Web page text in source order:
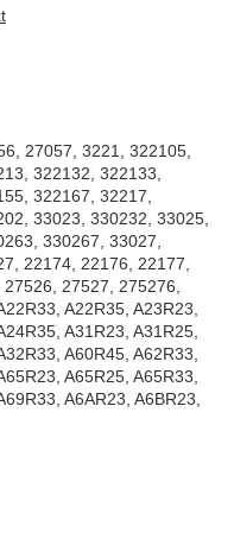
27057, 3221, 322105,
322132, 322133,
322167, 32217,
33023, 330232, 33025,
330267, 33027,
22174, 22176, 22177,
27527, 275276,
A22R35, A23R23,
A31R23, A31R25,
A60R45, A62R33,
A65R25, A65R33,
A6AR23, A6BR23,